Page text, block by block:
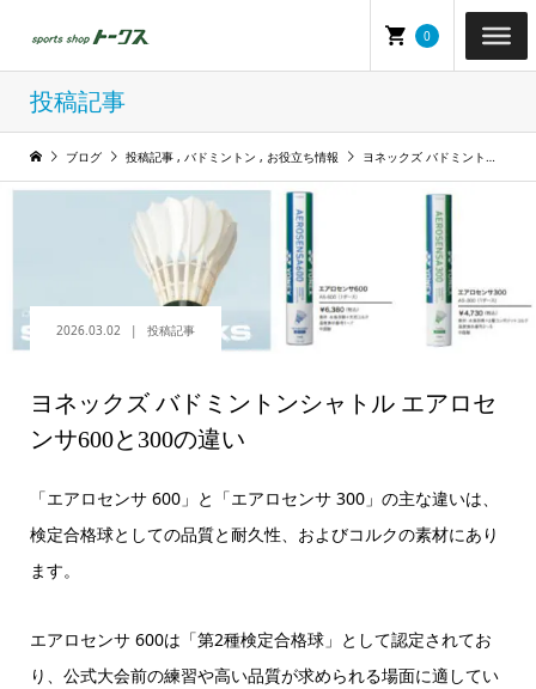
0
投稿記事
ブログ 投稿記事 , バドミントン , お役立ち情報 ヨネックズ バドミントンシャトル エアロセンサ600と300の違い
2026.03.02 投稿記事
ヨネックズ バドミントンシャトル エアロセ
ンサ600と300の違い
「エアロセンサ 600」と「エアロセンサ 300」の主な違いは、
検定合格球としての品質と耐久性、およびコルクの素材にあり
ます。
エアロセンサ 600は「第2種検定合格球」として認定されてお
り、公式大会前の練習や高い品質が求められる場面に適してい